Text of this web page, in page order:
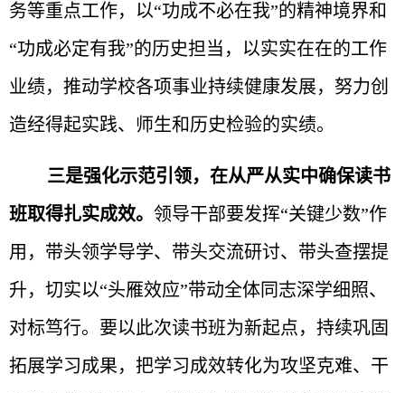
务等重点工作，以“功成不必在我”的精神境界和
“功成必定有我”的历史担当，以实实在在的工作
业绩，推动学校各项事业持续健康发展，努力创
造经得起实践、师生和历史检验的实绩。
三是强化示范引领，在从严从实中确保读书
班取得扎实成效。 领导干部要发挥“关键少数”作
用，带头领学导学、带头交流研讨、带头查摆提
升，切实以“头雁效应”带动全体同志深学细照、
对标笃行。要以此次读书班为新起点，持续巩固
拓展学习成果，把学习成效转化为攻坚克难、干